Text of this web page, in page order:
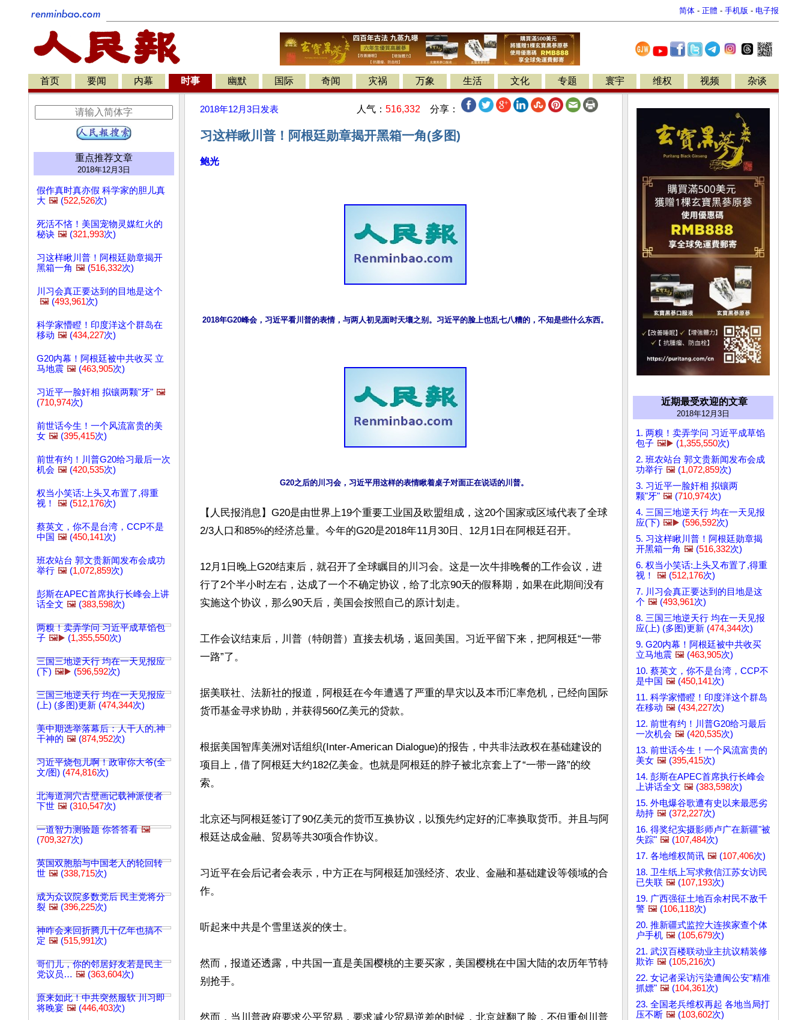
简体 - 正體 - 手机版 - 电子报
首页 要闻 内幕 时事 幽默 国际 奇闻 灾祸 万象 生活 文化 专题 寰宇 维权 视频 杂谈
重点推荐文章
2018年12月3日
假作真时真亦假 科学家的胆儿真
大 🖼️ (522,526次)
死活不悋！美国宠物灵媒红火的
秘诀 🖼️ (321,993次)
习这样瞅川普！阿根廷勋章揭开
黑箱一角 🖼️ (516,332次)
川习会真正要达到的目地是这个
🖼️ (493,961次)
科学家懵瞪！印度洋这个群岛在
移动 🖼️ (434,227次)
G20内幕！阿根廷被中共收买 立
马地震 🖼️ (463,905次)
习近平一脸奸相 拟镶两颗"牙" 🖼️
(710,974次)
前世话今生！一个风流富贵的美
女 🖼️ (395,415次)
前世有约！川普G20给习最后一次
机会 🖼️ (420,535次)
权当小笑话:上头又布置了,得重
视！
🖼️ (512,176次)
蔡英文，你不是台湾，CCP不是
中国 🖼️ (450,141次)
班农站台 郭文贵新闻发布会成功
举行 🖼️ (1,072,859次)
彭斯在APEC首席执行长峰会上讲
话全文 🖼️ (383,598次)
两糗！卖弄学问 习近平成草馅包
子 🖼️▶️ (1,355,550次)
三国三地逆天行 均在一天见报应
(下) 🖼️▶️ (596,592次)
三国三地逆天行 均在一天见报应
(上) (多图)更新 (474,344次)
美中期选举落幕后：人干人的,神
干神的 🖼️ (874,952次)
习近平烧包儿啊！政审你大爷(全
文/图) (474,816次)
北海道洞穴古壁画记载神派使者
下世 🖼️ (310,547次)
一道智力测验题 你答答看 🖼️
(709,327次)
英国双胞胎与中国老人的轮回转
世 🖼️ (338,715次)
成为众议院多数党后 民主党将分
裂 🖼️ (396,225次)
神咋会来回折腾几十亿年也搞不
定 🖼️ (515,991次)
哥们儿，你的邻居好友若是民主
党议员… 🖼️ (363,604次)
原来如此！中共突然服软 川习即
将晚宴 🖼️ (446,403次)
2018年12月3日 发表 人气： 516,332 分享：
习这样瞅川普！阿根廷勋章揭开黑箱一角(多图)
鲍光
2018年G20峰会，习近平看川普的表情，与两人初见面时天壤之别。习近平的脸上也乱七八糟的，不知是些什么东西。
G20之后的川习会，习近平用这样的表情瞅着桌子对面正在说话的川普。
【人民报消息】G20是由世界上19个重要工业国及欧盟组成，这20个国家或区域代表了全球
2/3人口和85%的经济总量。今年的G20是2018年11月30日、12月1日在阿根廷召开。
12月1日晚上G20结束后，就召开了全球瞩目的川习会。这是一次牛排晚餐的工作会议，进
行了2个半小时左右，达成了一个不确定协议，给了北京90天的假释期，如果在此期间没有
实施这个协议，那么90天后，美国会按照自己的原计划走。
工作会议结束后，川普（特朗普）直接去机场，返回美国。习近平留下来，把阿根廷“一带
一路”了。
据美联社、法新社的报道，阿根廷在今年遭遇了严重的旱灾以及本币汇率危机，已经向国际
货币基金寻求协助，并获得560亿美元的贷款。
根据美国智库美洲对话组织(Inter-American Dialogue)的报告，中共非法政权在基础建设的
项目上，借了阿根廷大约182亿美金。也就是阿根廷的脖子被北京套上了“一带一路”的绞
索。
北京还与阿根廷签订了90亿美元的货币互换协议，以预先约定好的汇率换取货币。并且与阿
根廷达成金融、贸易等共30项合作协议。
习近平在会后记者会表示，中方正在与阿根廷加强经济、农业、金融和基础建设等领域的合
作。
听起来中共是个雪里送炭的侠士。
然而，报道还透露，中共国一直是美国樱桃的主要买家，美国樱桃在中国大陆的农历年节特
别抢手。
然而，当川普政府要求公平贸易，要求减少贸易逆差的时候，北京就翻了脸，不但重创川普
近期最受欢迎的文章
2018年12月3日
1. 两糗！卖弄学问 习近平成草馅
包子 🖼️▶️ (1,355,550次)
2. 班农站台 郭文贵新闻发布会成
功举行 🖼️ (1,072,859次)
3. 习近平一脸奸相 拟镶两
颗"牙" 🖼️ (710,974次)
4. 三国三地逆天行 均在一天见报
应(下) 🖼️▶️ (596,592次)
5. 习这样瞅川普！阿根廷勋章揭
开黑箱一角 🖼️ (516,332次)
6. 权当小笑话:上头又布置了,得重
视！
🖼️ (512,176次)
7. 川习会真正要达到的目地是这
个 🖼️ (493,961次)
8. 三国三地逆天行 均在一天见报
应(上) (多图)更新 (474,344次)
9. G20内幕！阿根廷被中共收买
立马地震 🖼️ (463,905次)
10. 蔡英文，你不是台湾，CCP不
是中国 🖼️ (450,141次)
11. 科学家懵瞪！印度洋这个群岛
在移动 🖼️ (434,227次)
12. 前世有约！川普G20给习最后
一次机会 🖼️ (420,535次)
13. 前世话今生！一个风流富贵的
美女 🖼️ (395,415次)
14. 彭斯在APEC首席执行长峰会
上讲话全文 🖼️ (383,598次)
15. 外电爆谷歌遭有史以来最恶劣
劫持 🖼️ (372,227次)
16. 得奖纪实摄影师卢广在新疆"被
失踪" 🖼️ (107,484次)
17. 各地维权简讯 🖼️ (107,406次)
18. 卫生纸上写求救信江苏女访民
已失联 🖼️ (107,193次)
19. 广西强征土地百余村民不敌千
警 🖼️ (106,118次)
20. 推新疆式监控大连挨家查个体
户手机 🖼️ (105,679次)
21. 武汉百楼联动业主抗议精装修
欺诈 🖼️ (105,216次)
22. 女记者采访污染遭闽公安"精准
抓嫖" 🖼️ (104,361次)
23. 全国老兵维权再起 各地当局打
压不断 🖼️ (103,602次)